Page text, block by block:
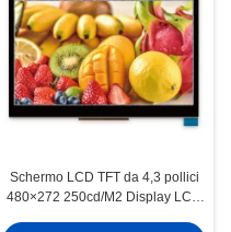
Schermo LCD TFT da 4,3 pollici
480×272 250cd/M2 Display LCD